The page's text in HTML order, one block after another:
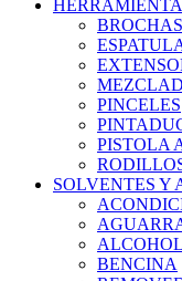
BROCHAS
PINCELES
PISTOLA
SOLVENTES Y
ALCOHOL
BENCINA